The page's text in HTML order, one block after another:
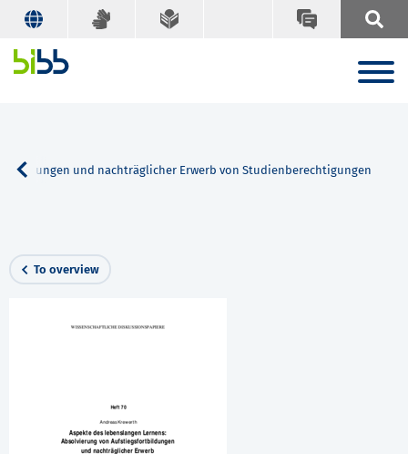
und nachträglicher Erwerb von Studienberechtigungen
To overview